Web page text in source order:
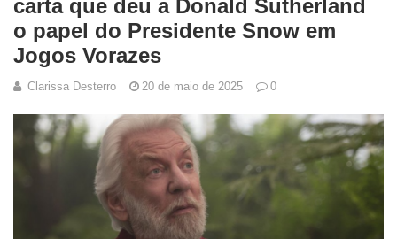
carta que deu a Donald Sutherland
o papel do Presidente Snow em
Jogos Vorazes
Clarissa Desterro 20 de maio de 2025 0